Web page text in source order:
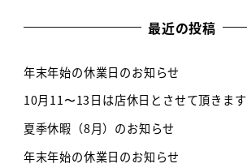
最近の投稿
年末年始の休業日のお知らせ
10月11〜13日は店休日とさせて頂きます
夏季休暇（8月）のお知らせ
年末年始の休業日のお知らせ